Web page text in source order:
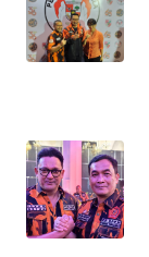
PAKPAK
WN
WN
BEKASI
WN